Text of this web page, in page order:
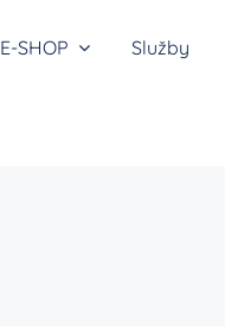
E-SHOP Služby